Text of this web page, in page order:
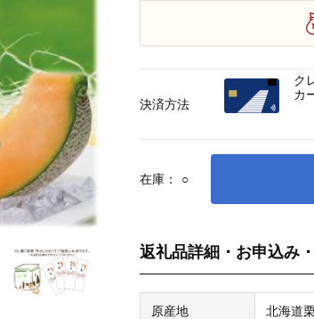
在庫： ○
返礼品詳細・お申込み
原産地 北海道
決済方法
ク
カ